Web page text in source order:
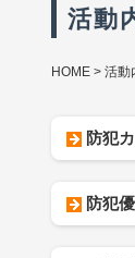
活動
HOME 活動
防犯
防犯